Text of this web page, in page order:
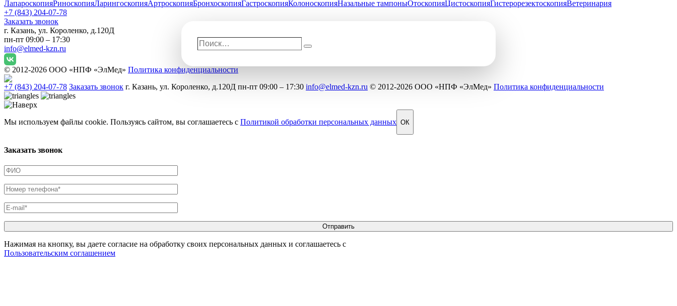
ЛапароскопияРиноскопияЛарингоскопияАртроскопияБронхоскопияГастроскопияКолоноскопияНазальные тампоныОтоскопияЦистоскопияГистерорезектоскопияВетеринария
+7 (843) 204-07-78
Заказать звонок
г. Казань, ул. Короленко, д.120Д
пн-пт 09:00 – 17:30
info@elmed-kzn.ru
© 2012-2026 ООО «НПФ «ЭлМед» Политика конфиденциальности
+7 (843) 204-07-78 Заказать звонок г. Казань, ул. Короленко, д.120Д пн-пт 09:00 – 17:30 info@elmed-kzn.ru © 2012-2026 ООО «НПФ «ЭлМед» Политика конфиденциальности
Мы используем файлы cookie. Пользуясь сайтом, вы соглашаетесь с Политикой обработки персональных данных ОК
Заказать звонок
Нажимая на кнопку, вы даете согласие на обработку своих персональных данных и соглашаетесь с
Пользовательским соглашением
Поиск…
Поиск